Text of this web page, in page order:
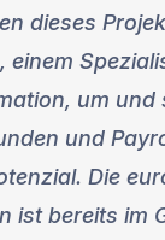
dieses
einem
um und
und
Die
ist bereits im